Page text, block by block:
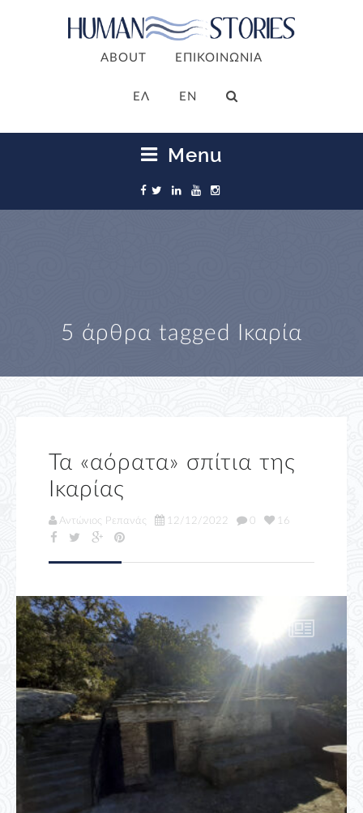
ABOUT ΕΠΙΚΟΙΝΩΝΙΑ
ΕΛ EN
Menu
5 άρθρα tagged Ικαρία
Τα «αόρατα» σπίτια της
Ικαρίας
Αντώνιος Ρεπανάς 12/12/2022 0 16